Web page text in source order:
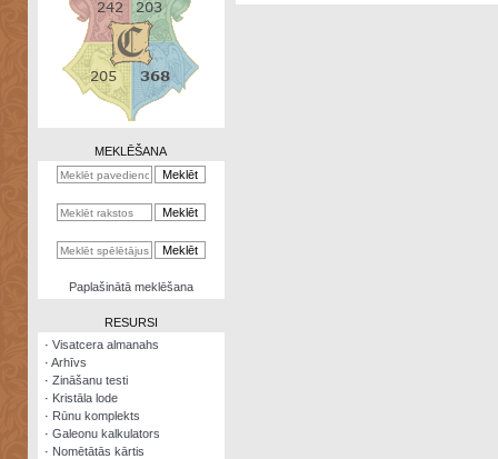
Zināšanu
kalkulators
Nomētātās
MEKLĒŠANA
Paplašinātā meklēšana
RESURSI
· Visatcera almanahs
· Arhīvs
· Zināšanu testi
· Kristāla lode
· Rūnu komplekts
· Galeonu kalkulators
· Nomētātās kārtis